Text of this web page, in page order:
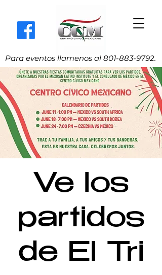
Para eventos llamenos al 801-883-9792.
Ve los
partidos
de El Tri